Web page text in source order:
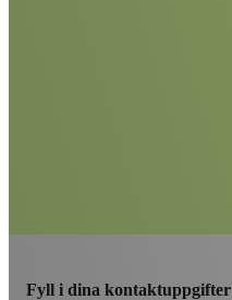
Fyll i dina kontaktuppgifter